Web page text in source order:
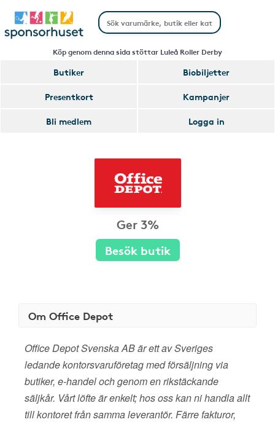
Köp genom denna sida stöttar Luleå Roller Derby
Butiker
Biobiljetter
Presentkort
Kampanjer
Bli medlem
Logga in
Ger 3%
Besök butik
Om Office Depot
Office Depot Svenska AB är ett av Sveriges
ledande kontorsvaruföretag med försäljning via
butiker, e-handel och genom en rikstäckande
säljkår. Vårt löfte är enkelt; hos oss kan ni handla allt
till kontoret från samma leverantör. Färre fakturor,